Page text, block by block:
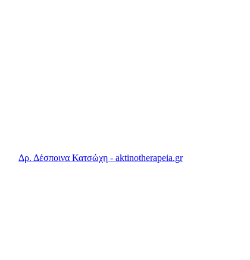
Δρ. Δέσποινα Κατσώχη - aktinotherapeia.gr27 Απριλίου, 2020